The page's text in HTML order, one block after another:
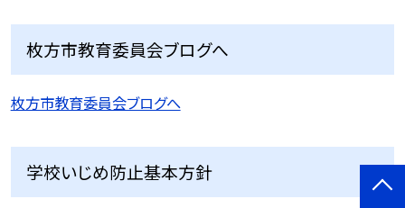
枚方市教育委員会ブログへ
枚方市教育委員会ブログへ
学校いじめ防止基本方針